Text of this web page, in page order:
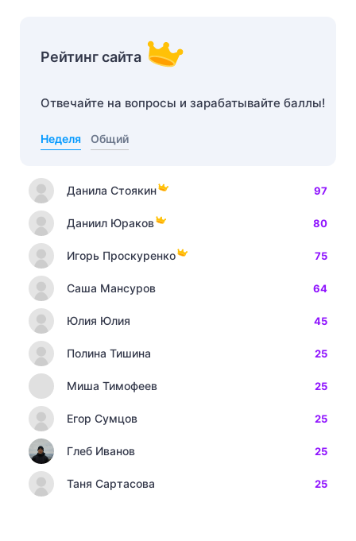
Рейтинг сайта
Отвечайте на вопросы и зарабатывайте баллы!
Неделя Общий
Данила Стоякин 97
Даниил Юраков 80
Игорь Проскуренко 75
Саша Мансуров 64
Юлия Юлия 45
Полина Тишина 25
Миша Тимофеев 25
Егор Сумцов 25
Глеб Иванов 25
Таня Сартасова 25